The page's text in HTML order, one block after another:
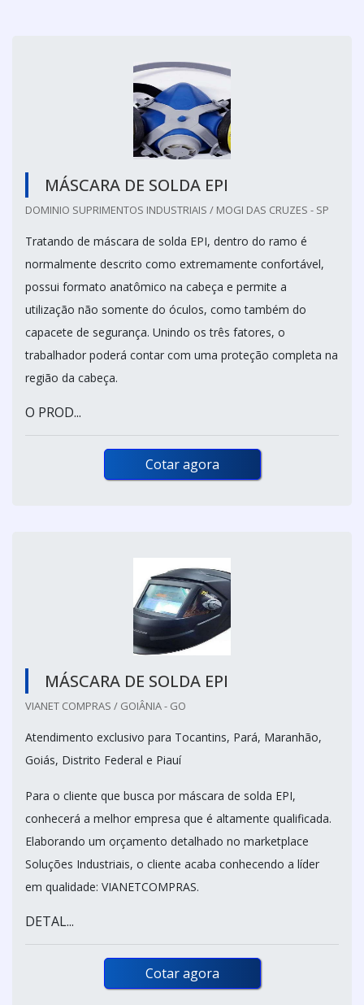
MÁSCARA DE SOLDA EPI
DOMINIO SUPRIMENTOS INDUSTRIAIS / MOGI DAS CRUZES - SP
Tratando de máscara de solda EPI, dentro do ramo é
normalmente descrito como extremamente confortável,
possui formato anatômico na cabeça e permite a
utilização não somente do óculos, como também do
capacete de segurança. Unindo os três fatores, o
trabalhador poderá contar com uma proteção completa na
região da cabeça.
O PROD...
Cotar agora
MÁSCARA DE SOLDA EPI
VIANET COMPRAS / GOIÂNIA - GO
Atendimento exclusivo para Tocantins, Pará, Maranhão,
Goiás, Distrito Federal e Piauí
Para o cliente que busca por máscara de solda EPI,
conhecerá a melhor empresa que é altamente qualificada.
Elaborando um orçamento detalhado no marketplace
Soluções Industriais, o cliente acaba conhecendo a líder
em qualidade: VIANETCOMPRAS.
DETAL...
Cotar agora